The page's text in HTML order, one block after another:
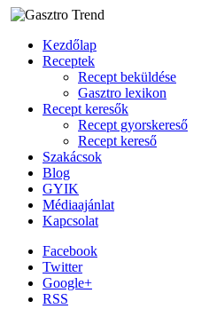
Kezdőlap
Receptek
Recept beküldése
Gasztro lexikon
Recept keresők
Recept gyorskereső
Recept kereső
Szakácsok
Blog
GYIK
Médiaajánlat
Kapcsolat
Facebook
Twitter
Google+
RSS